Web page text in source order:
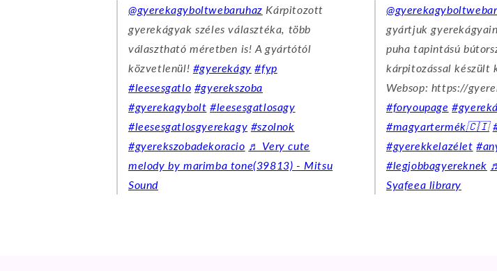
@gyerekagyboltwebaruhaz Kárpitozott
gyerekágyak széles választéka, több
választható méretben is! A gyártótól
közvetlenül! #gyerekágy #fyp
#leesesgatlo #gyerekszoba
#gyerekagybolt #leesesgatlosagy
#leesesgatlosgyerekagy #szolnok
#gyerekszobadekoracio ♬ Very cute
melody by marimba tone(39813) - Mitsu
Sound
gyártjuk
puha tapintású
kárpitozással készült
Websop: https://
#foryoupage
#magyartermék🇨🇮
#gyerekkelazélet
#legjobbagyereknek
Syafeea library